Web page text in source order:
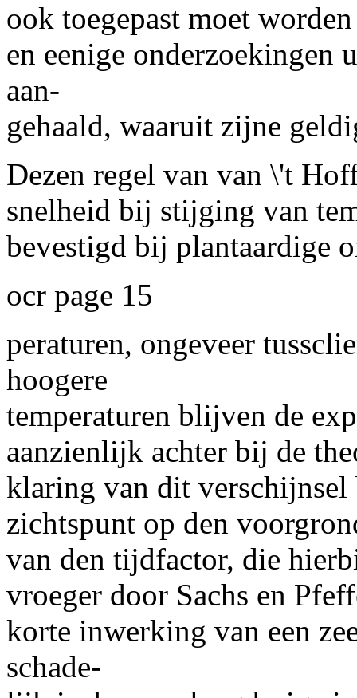
ook toegepast moet
en eenige onderzoekingen
aan-
gehaald, waaruit zijne
Dezen regel van van \'t
snelheid bij stijging van
bevestigd bij plantaardige
ocr page 15
peraturen, ongeveer
hoogere
temperaturen blijven de
aanzienlijk achter bij de
klaring van dit verschijnsel
zichtspunt op den
van den tijdfactor, die
vroeger door Sachs en
korte inwerking van een
schade-